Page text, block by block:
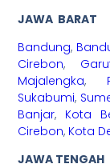
JAWA BARAT
Bandung,
Cirebon,
Majalengka,
Sukabumi,
Banjar, Kota
Cirebon, Kota
JAWA TENGAH